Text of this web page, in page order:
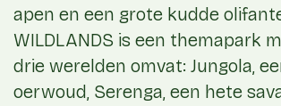
apen en een grote kudde
WILDLANDS is een themapark
drie werelden omvat: Jungola,
oerwoud, Serenga, een hete